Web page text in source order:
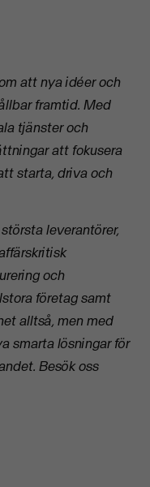
att nya idéer och
framtid. Med
tjänster och
att fokusera
starta, driva och
leverantörer,
och
företag samt
alltså, men med
smarta lösningar för
Besök oss